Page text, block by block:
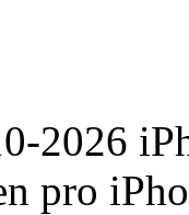
2026
pro